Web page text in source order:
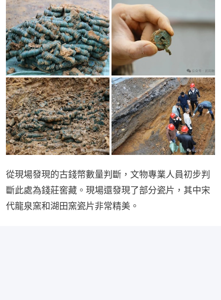
從現場發現的古錢幣數量判斷，文物專業人員初步判
斷此處為錢莊窖藏。現場還發現了部分瓷片，其中宋
代龍泉窯和湖田窯瓷片非常精美。